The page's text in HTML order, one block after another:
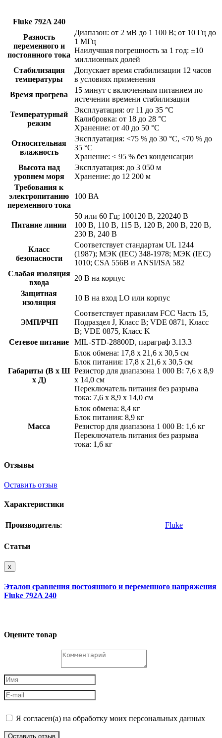
Fluke 792A 240
Разность
переменного и
постоянного тока
Диапазон: от 2 мВ до 1 100 В; от 10 Гц до
1 МГц
Наилучшая погрешность за 1 год: ±10
миллионных долей
Стабилизация
температуры
Допускает время стабилизации 12 часов
в условиях применения
Время прогрева
15 минут с включенным питанием по
истечении времени стабилизации
Температурный
режим
Эксплуатация: от 11 до 35 °C
Калибровка: от 18 до 28 °C
Хранение: от 40 до 50 °C
Относительная
влажность
Эксплуатация: <75 % до 30 °C, <70 % до
35 °C
Хранение: < 95 % без конденсации
Высота над
уровнем моря
Эксплуатация: до 3 050 м
Хранение: до 12 200 м
Требования к
электропитанию
переменного тока
100 ВА
Питание линии
50 или 60 Гц; 100120 В, 220240 В
100 В, 110 В, 115 В, 120 В, 200 В, 220 В,
230 В, 240 В
Класс
безопасности
Соответствует стандартам UL 1244
(1987); МЭК (IEC) 348-1978; МЭК (IEC)
1010; CSA 556B и ANSI/ISA 582
Слабая изоляция
входа
20 В на корпус
Защитная
изоляция
10 В на вход LO или корпус
ЭМП/РЧП
Соответствует правилам FCC Часть 15,
Подраздел J, Класс B; VDE 0871, Класс
B; VDE 0875, Класс K
Сетевое питание
MIL-STD-28800D, параграф 3.13.3
Габариты (В x Ш
x Д)
Блок обмена: 17,8 x 21,6 x 30,5 см
Блок питания: 17,8 x 21,6 x 30,5 см
Резистор для диапазона 1 000 В: 7,6 x 8,9
x 14,0 см
Переключатель питания без разрыва
тока: 7,6 x 8,9 x 14,0 см
Масса
Блок обмена: 8,4 кг
Блок питания: 8,9 кг
Резистор для диапазона 1 000 В: 1,6 кг
Переключатель питания без разрыва
тока: 1,6 кг
Отзывы
Оставить отзыв
Характеристики
Производитель: Fluke
Статьи
x
Эталон сравнения постоянного и переменного напряжения
Fluke 792A 240
Оцените товар
Я согласен(а) на обработку моих персональных данных
Оставить отзыв